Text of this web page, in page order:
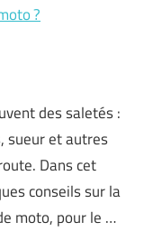
?
des saletés :
sueur et autres
Dans cet
conseils sur la
moto, pour le …